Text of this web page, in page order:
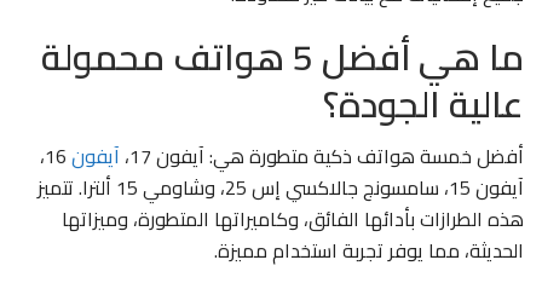
ما هي أفضل 5 هواتف محمولة
عالية الجودة؟
أفضل خمسة هواتف ذكية متطورة هي: آيفون 17، آيفون
16،
آيفون 15، سامسونج جالاكسي إس 25، وشاومي 15 ألترا. تتميز
هذه الطرازات بأدائها الفائق، وكاميراتها المتطورة، وميزاتها
الحديثة، مما يوفر تجربة استخدام مميزة.